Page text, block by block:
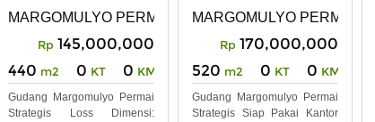
MARGOMULYO PERMAI
Rp 145,000,000
440 m2 0 KT 0 KM
Gudang Margomulyo Permai
Strategis Loss Dimensi:
MARGOMULYO PERMAI
Rp 170,000,000
520 m2 0 KT 0 KM
Gudang Margomulyo Permai
Strategis Siap Pakai Kantor